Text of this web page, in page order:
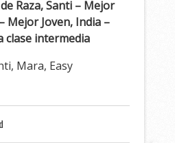
Raza, Santi – Mejor
Mejor Joven, India –
clase intermedia